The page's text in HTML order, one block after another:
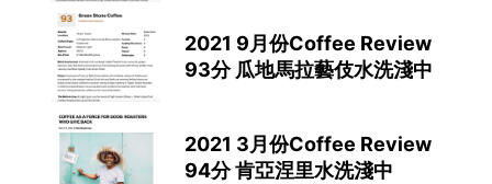
2021 9月份Coffee Review
93分 瓜地馬拉藝伎水洗淺中
2021 3月份Coffee Review
94分 肯亞涅里水洗淺中